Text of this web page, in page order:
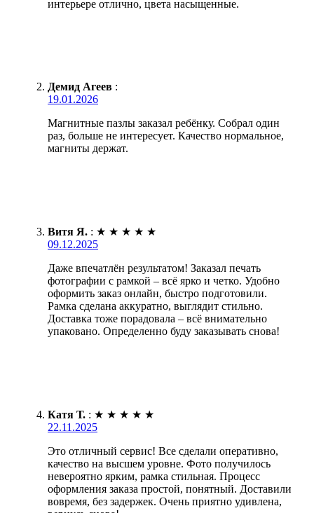
интерьере отлично, цвета насыщенные.
Демид Агеев :
19.01.2026
Магнитные пазлы заказал ребёнку. Собрал один
раз, больше не интересует. Качество нормальное,
магниты держат.
Витя Я. : ★ ★ ★ ★ ★
09.12.2025
Даже впечатлён результатом! Заказал печать
фотографии с рамкой – всё ярко и четко. Удобно
оформить заказ онлайн, быстро подготовили.
Рамка сделана аккуратно, выглядит стильно.
Доставка тоже порадовала – всё внимательно
упаковано. Определенно буду заказывать снова!
Катя Т. : ★ ★ ★ ★ ★
22.11.2025
Это отличный сервис! Все сделали оперативно,
качество на высшем уровне. Фото получилось
невероятно ярким, рамка стильная. Процесс
оформления заказа простой, понятный. Доставили
вовремя, без задержек. Очень приятно удивлена,